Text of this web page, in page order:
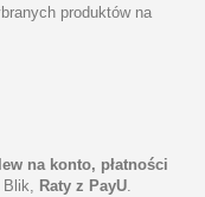
produktów na
na konto, płatności
Blik, Raty z PayU.